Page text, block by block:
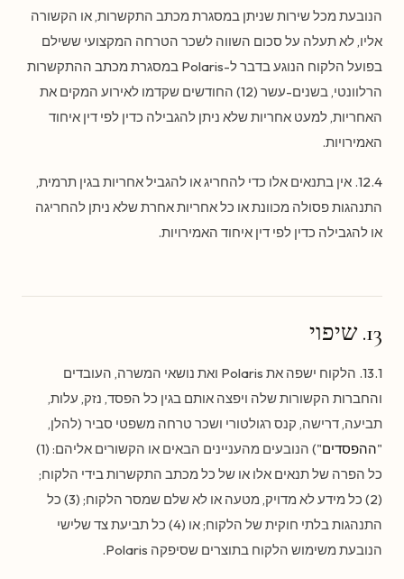
הנובעת מכל שירות שניתן במסגרת מכתב התקשרות, או הקשורה
אליו, לא תעלה על סכום השווה לשכר הטרחה המקצועי ששילם
בפועל הלקוח הנוגע בדבר ל-Polaris במסגרת מכתב ההתקשרות
הרלוונטי, בשנים-עשר (12) החודשים שקדמו לאירוע המקים את
האחריות, למעט אחריות שלא ניתן להגבילה כדין לפי דין איחוד
האמירויות.
12.4. אין בתנאים אלו כדי להחריג או להגביל אחריות בגין תרמית,
התנהגות פסולה מכוונת או כל אחריות אחרת שלא ניתן להחריגה
או להגבילה כדין לפי דין איחוד האמירויות.
13. שיפוי
13.1. הלקוח ישפה את Polaris ואת נושאי המשרה, העובדים
והחברות הקשורות שלה ויפצה אותם בגין כל הפסד, נזק, עלות,
תביעה, דרישה, קנס רגולטורי ושכר טרחה משפטי סביר (להלן,
"ההפסדים
") הנובעים מהעניינים הבאים או הקשורים אליהם: (1)
כל הפרה של תנאים אלו או של כל מכתב התקשרות בידי הלקוח;
(2) כל מידע לא מדויק, מטעה או לא שלם שמסר הלקוח; (3) כל
התנהגות בלתי חוקית של הלקוח; או (4) כל תביעת צד שלישי
הנובעת משימוש הלקוח בתוצרים שסיפקה Polaris.